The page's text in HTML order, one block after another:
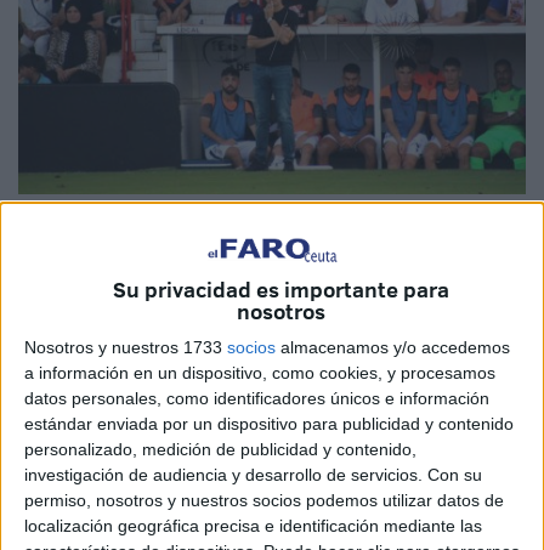
Su privacidad es importante para
nosotros
Nosotros y nuestros 1733 socios almacenamos y/o accedemos
a información en un dispositivo, como cookies, y procesamos
datos personales, como identificadores únicos e información
estándar enviada por un dispositivo para publicidad y contenido
personalizado, medición de publicidad y contenido,
investigación de audiencia y desarrollo de servicios. Con su
permiso, nosotros y nuestros socios podemos utilizar datos de
localización geográfica precisa e identificación mediante las
ElCeutaconseguíasu primera victoria de la temporada
este sábado en el 'Alfonso Murube'ante el Fuenlabrada.
Después de lo ocurrido lapasada jornada en Hércules,
los de José Juan Romero han demostrado su identidad en
el terreno de juego. Es por ello, que el propio técnico
señalaba ante los medios que “firmaría38 partidos al